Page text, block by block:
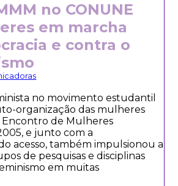
no CONUNE
em marcha
e contra o
no movimento estudantil
organização das mulheres
Encontro de Mulheres
e junto com a
acesso, também impulsionou a
de pesquisas e disciplinas
em muitas